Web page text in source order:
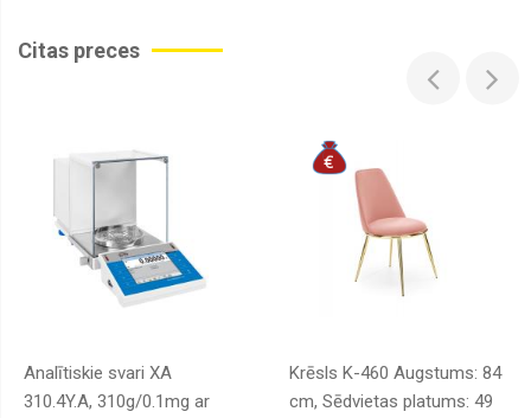
Citas preces
Analītiskie svari XA
310.4Y.A, 310g/0.1mg ar
Krēsls K-460 Augstums: 84
cm, Sēdvietas platums: 49